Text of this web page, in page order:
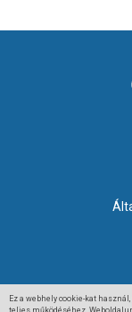
Ez a webhely cookie-kat
teljes működéséhez.
© Dél-Alföldi